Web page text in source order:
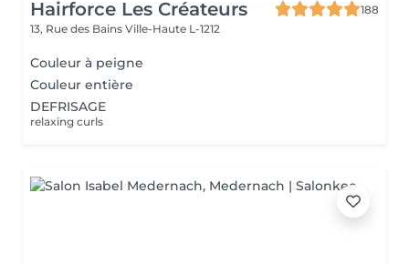
Hairforce Les Créateurs
188
13, Rue des Bains Ville-Haute L-1212
Couleur à peigne
Couleur entière
DEFRISAGE
relaxing curls